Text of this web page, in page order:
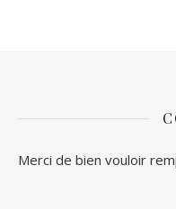
Merci de bien vouloir